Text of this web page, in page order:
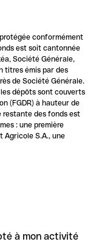
conformément
est soit cantonnée
Société Générale,
titres émis par des
de Société Générale.
dépôts sont couverts
(FGDR) à hauteur de
restante des fonds est
: une première
Agricole S.A., une
à mon activité